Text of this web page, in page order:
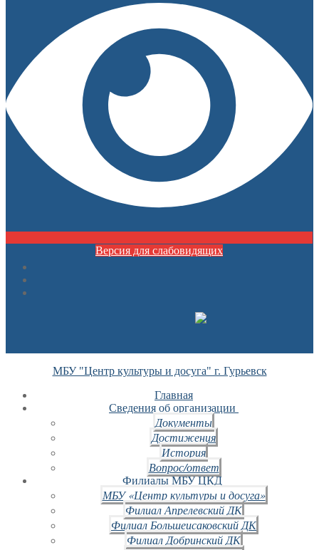
Версия для слабовидящих
МБУ "Центр культуры и досуга" г. Гурьевск
Главная
Сведения об организации
Документы
Достижения
История
Вопрос/ответ
Филиалы МБУ ЦКД
МБУ «Центр культуры и досуга»
Филиал Апрелевский ДК
Филиал Большеисаковский ДК
Филиал Добринский ДК